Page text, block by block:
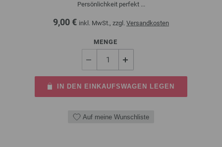
Persönlichkeit perfekt ...
9,00 € inkl. MwSt., zzgl. Versandkosten
MENGE
IN DEN EINKAUFSWAGEN LEGEN
Auf meine Wunschliste